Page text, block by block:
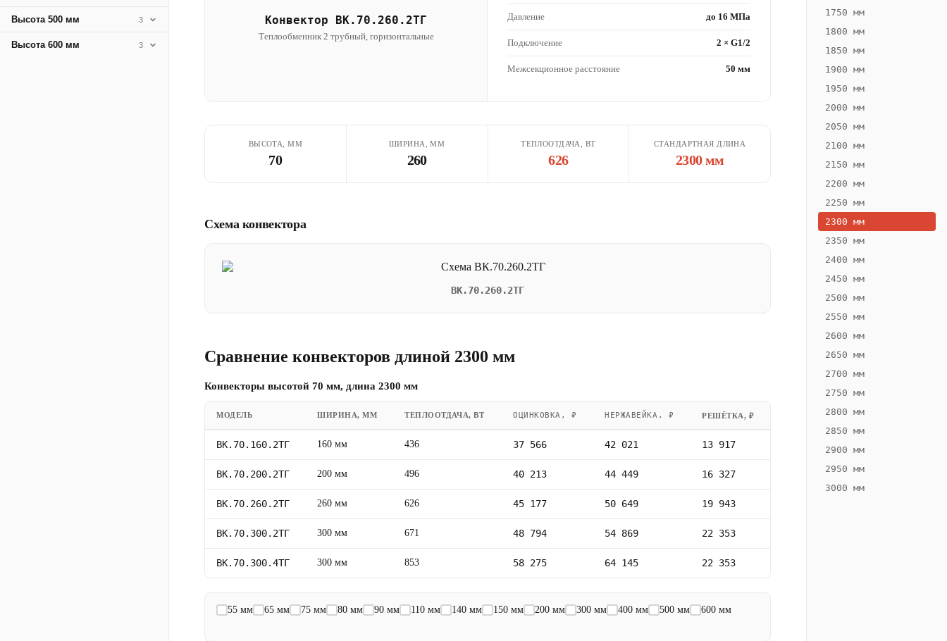
Высота 500 мм 3
Высота 600 мм 3
Конвектор ВК.70.260.2ТГ
Теплообменник 2 трубный, горизонтальные
Давление до 16 МПа
Подключение 2 × G1/2
Межсекционное расстояние 50 мм
ВЫСОТА, ММ
70
ШИРИНА, ММ
260
ТЕПЛООТДАЧА, ВТ
626
СТАНДАРТНАЯ ДЛИНА
2300 мм
Схема конвектора
ВК.70.260.2ТГ
Сравнение конвекторов длиной 2300 мм
Конвекторы высотой 70 мм, длина 2300 мм
МОДЕЛЬ ШИРИНА, ММ ТЕПЛООТДАЧА, ВТ ОЦИНКОВКА, ₽ НЕРЖАВЕЙКА, ₽ РЕШЁТКА, ₽
ВК.70.160.2ТГ 160 мм 436 37 566 42 021 13 917
ВК.70.200.2ТГ 200 мм 496 40 213 44 449 16 327
ВК.70.260.2ТГ 260 мм 626 45 177 50 649 19 943
ВК.70.300.2ТГ 300 мм 671 48 794 54 869 22 353
ВК.70.300.4ТГ 300 мм 853 58 275 64 145 22 353
55 мм 65 мм 75 мм 80 мм 90 мм 110 мм 140 мм 150 мм 200 мм 300 мм 400 мм 500 мм 600 мм
1750 мм
1800 мм
1850 мм
1900 мм
1950 мм
2000 мм
2050 мм
2100 мм
2150 мм
2200 мм
2250 мм
2300 мм
2350 мм
2400 мм
2450 мм
2500 мм
2550 мм
2600 мм
2650 мм
2700 мм
2750 мм
2800 мм
2850 мм
2900 мм
2950 мм
3000 мм